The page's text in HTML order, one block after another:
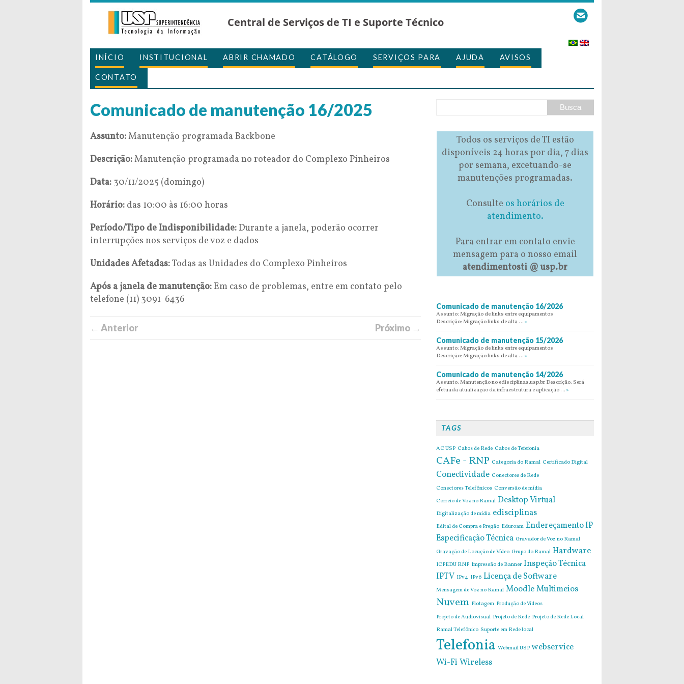
Central de Serviços de TI e Suporte Técnico
INÍCIO INSTITUCIONAL ABRIR CHAMADO CATÁLOGO SERVIÇOS PARA AJUDA AVISOS
CONTATO
Comunicado de manutenção 16/2025
Assunto:Manutenção programada Backbone
Descrição:Manutenção programada no roteador do Complexo Pinheiros
Data: 30/11/2025 (domingo)
Horário: das 10:00 às 16:00 horas
Período/Tipo de Indisponibilidade:Durante a janela, poderão ocorrer
interrupções nos serviços de voz e dados
Unidades Afetadas:Todas as Unidades do Complexo Pinheiros
Após a janela de manutenção:Em caso de problemas, entre em contato pelo
telefone (11) 3091-6436
← Anterior Próximo →
Todos os serviços de TI estão
disponíveis 24 horas por dia, 7 dias
por semana, excetuando-se
manutenções programadas.
Consulte os horários de
atendimento.
Para entrar em contato envie
mensagem para o nosso email
atendimentosti @ usp.br
Comunicado de manutenção 16/2026
Assunto: Migração de links entre equipamentos
Descrição: Migração links de alta … »
Comunicado de manutenção 15/2026
Assunto: Migração de links entre equipamentos
Descrição: Migração links de alta … »
Comunicado de manutenção 14/2026
Assunto: Manutenção no edisciplinas.usp.br Descrição: Será
efetuada atualização da infraestrutura e aplicação … »
TAGS
AC USP Cabos de Rede Cabos de Tefefonia
CAFe - RNP Categoria do Ramal Certificado Digital
Conectividade Conectores de Rede
Conectores Telefônicos Conversão de mídia
Correio de Voz no Ramal Desktop Virtual
Digitalização de mídia edisciplinas
Edital de Compra e Pregão Eduroam Endereçamento IP
Especificação Técnica Gravador de Voz no Ramal
Gravação de Locução de Vídeo Grupo do Ramal Hardware
ICPEDU RNP Impressão de Banner Inspeção Técnica
IPTV IPv4 IPv6 Licença de Software
Mensagem de Voz no Ramal MoodleMultimeios
Nuvem Plotagem Produção de Vídeos
Projeto de Audiovisual Projeto de Rede Projeto de Rede Local
Ramal Telefônico Suporte em Rede local
Telefonia Webmail USP webservice
Wi-Fi Wireless